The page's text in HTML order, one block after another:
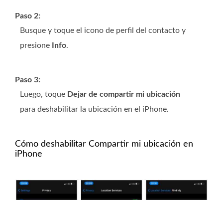
Paso 2:
Busque y toque el icono de perfil del contacto y
presione Info.
Paso 3:
Luego, toque Dejar de compartir mi ubicación
para deshabilitar la ubicación en el iPhone.
Cómo deshabilitar Compartir mi ubicación en
iPhone